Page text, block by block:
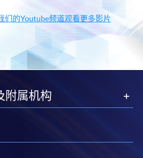
们的Youtube频道观看更多影片
附属机构